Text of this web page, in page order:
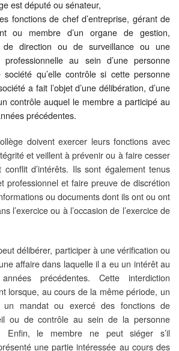
est député ou sénateur,
fonctions de chef d’entreprise, gérant de
ou membre d’un organe de gestion,
de direction ou de surveillance ou une
professionnelle au sein d’une personne
société qu’elle contrôle si cette personne
a fait l’objet d’une délibération, d’une
contrôle auquel le membre a participé au
précédentes.
doivent exercer leurs fonctions avec
et veillent à prévenir ou à faire cesser
conflit d’intérêts. Ils sont également tenus
professionnel et faire preuve de discrétion
ou documents dont ils ont ou ont
l’exercice ou à l’occasion de l’exercice de
délibérer, participer à une vérification ou
affaire dans laquelle il a eu un intérêt au
précédentes. Cette interdiction
lorsque, au cours de la même période, un
un mandat ou exercé des fonctions de
ou de contrôle au sein de la personne
Enfin, le membre ne peut siéger s’il
une partie intéressée au cours des